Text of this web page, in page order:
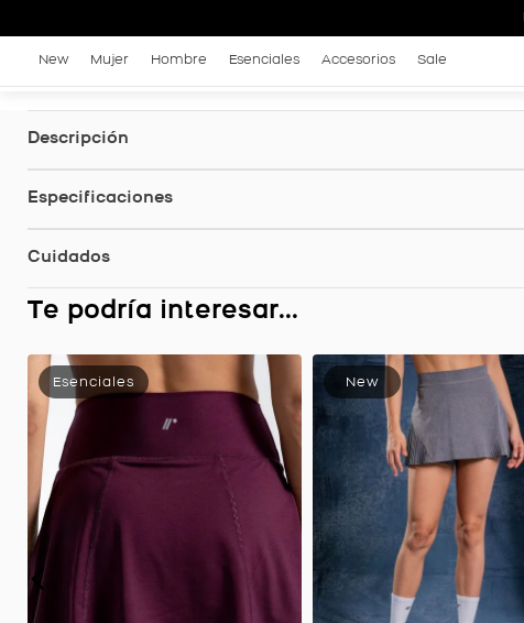
New Mujer Hombre Esenciales Accesorios Sale
Descripción
Especificaciones
Cuidados
Te podría interesar...